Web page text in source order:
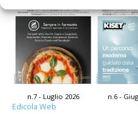
n.7 - Luglio 2026 n.6 -
Edicola Web